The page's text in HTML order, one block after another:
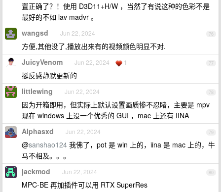
置正确了？！使用 D3D11+H/W ，当然了有说这种的色彩不是
最好的不如 lav madvr 。
76
wangsd Jun 22, 2024
方便,其他没了,播放出来有的视频颜色明显不对.
77
JuicyVenom Jun 22, 2024 1
挺反感静默更新的
78
littlewing Jun 22, 2024
因为开箱即用，但实际上默认设置画质惨不忍睹，主要是 mpv
现在 windows 上没一个优秀的 GUI ，mac 上还有 IINA
79
Alphasxd Jun 22, 2024
@sanshao124 我佛了，pot 是 win 上的，iina 是 mac 上的，牛
马不相及。。。
80
jackmod Jun 22, 2024
MPC-BE 再加插件可以用 RTX SuperRes